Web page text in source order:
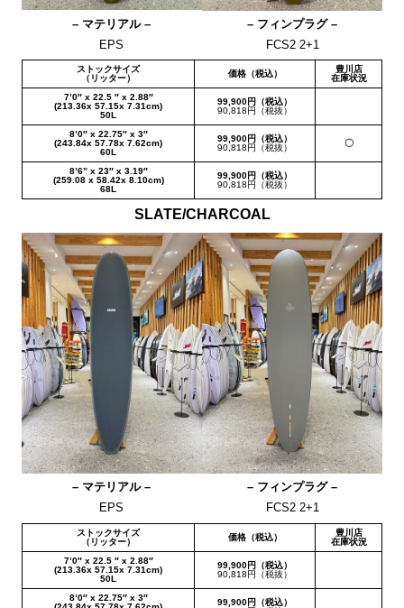
– マテリアル –
EPS
– フィンプラグ –
FCS2 2+1
ストックサイズ
（リッター）
価格（税込）
豊川店
在庫状況
7’0″ x 22.5 ″ x 2.88″
(213.36x 57.15x 7.31cm)
50L
99,900円（税込）
90,818円（税抜）
8’0″ x 22.75″ x 3″
(243.84x 57.78x 7.62cm)
60L
99,900円（税込）
90,818円（税抜）
〇
8’6” x 23″ x 3.19″
(259.08 x 58.42x 8.10cm)
68L
99,900円（税込）
90,818円（税抜）
SLATE/CHARCOAL
– マテリアル –
EPS
– フィンプラグ –
FCS2 2+1
ストックサイズ
（リッター）
価格（税込）
豊川店
在庫状況
7’0″ x 22.5 ″ x 2.88″
(213.36x 57.15x 7.31cm)
50L
99,900円（税込）
90,818円（税抜）
8’0″ x 22.75″ x 3″
99,900円（税込）